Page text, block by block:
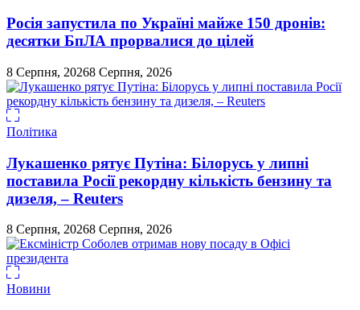
Росія запустила по Україні майже 150 дронів:
десятки БпЛА прорвалися до цілей
8 Серпня, 20268 Серпня, 2026
Політика
Лукашенко рятує Путіна: Білорусь у липні
поставила Росії рекордну кількість бензину та
дизеля, – Reuters
8 Серпня, 20268 Серпня, 2026
Новини